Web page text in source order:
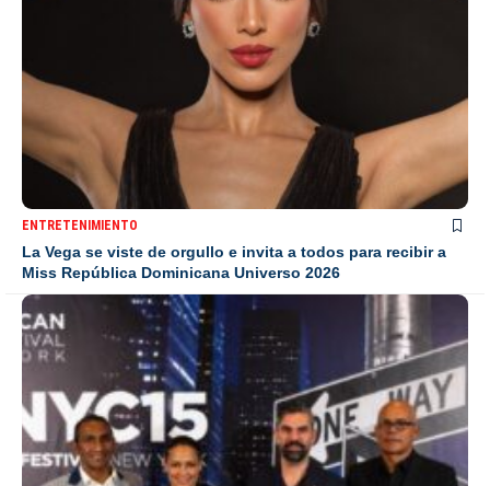
ENTRETENIMIENTO
La Vega se viste de orgullo e invita a todos para recibir a
Miss República Dominicana Universo 2026